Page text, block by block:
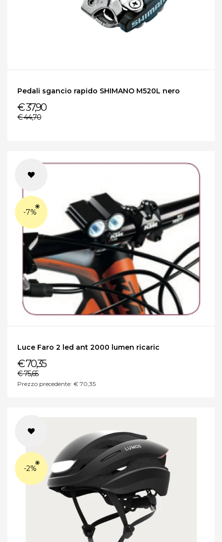
Pedali sgancio rapido SHIMANO M520L nero
€ 37,90
€ 44,70
-7%
Luce Faro 2 led ant 2000 lumen ricaric
€ 70,35
€ 75,65
Prezzo precedente: € 70,35
-2%